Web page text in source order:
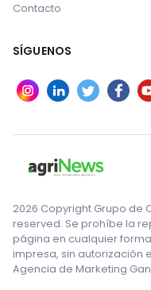
Contacto
SÍGUENOS
2026 Copyright Grupo de
reserved. Se prohíbe la
página en cualquier
impresa, sin autorización
Agencia de Marketing